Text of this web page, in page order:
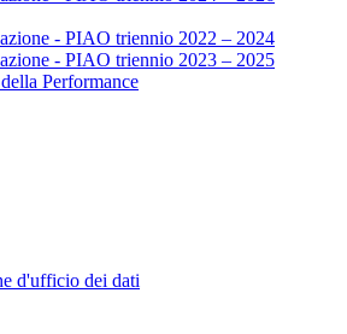
- PIAO triennio 2022 – 2024
- PIAO triennio 2023 – 2025
Performance
d'ufficio dei dati